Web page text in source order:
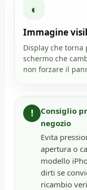
◐
Immagine
Display che
schermo che
non forzare il
!
Consiglio
negozio
Evita
apertura o
modello
dirti se
ricambio